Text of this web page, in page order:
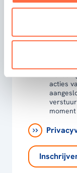
Ja, ik
video’s
worden
acties